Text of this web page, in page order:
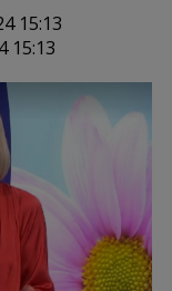
15:13
15:13